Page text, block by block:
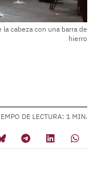
cabeza con una barra de
hierro
DE LECTURA: 1 MIN.